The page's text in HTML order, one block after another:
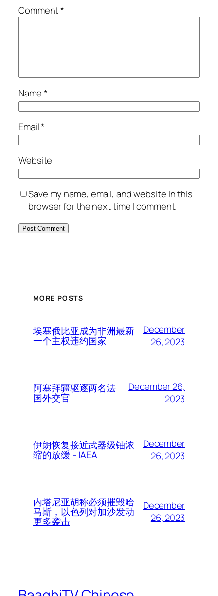
Comment*
Name*
Email*
Website
Save my name, email, and website in this
browser for the next time I comment.
MORE POSTS
埃塞俄比亚成为非洲最新
一个主权违约国家
December
26, 2023
阿塞拜疆驱逐两名法
国外交官
December 26,
2023
伊朗恢复接近武器级铀浓
缩的放缓 – IAEA
December
26, 2023
内塔尼亚胡称必须摧毁哈
马斯，以色列对加沙发动
更多袭击
December
26, 2023